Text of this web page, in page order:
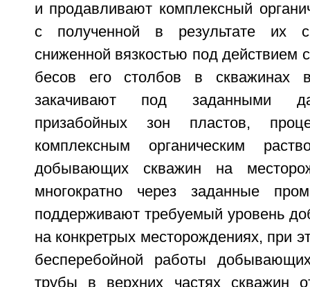
и продавливают комплексный
с полученной в результате их
сниженной вязкостью под действием
бесов его столбов в скважинах
закачивают под заданными
призабойных зон пластов,
комплексным органическим
добывающих скважин на
многократно через заданные
поддерживают требуемый уровень
на конкретрых месторождениях, при
бесперебойной работы
трубы в верхних частях скважин